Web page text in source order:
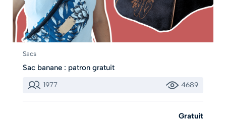
Sacs
Sac banane : patron gratuit
1977 4689
Gratuit